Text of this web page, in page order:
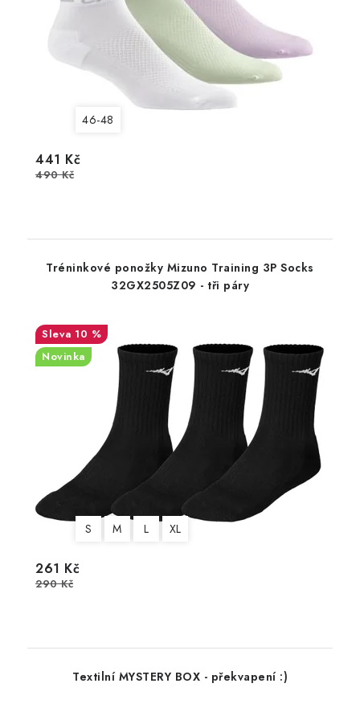
46-48
441 Kč
490 Kč
Tréninkové ponožky Mizuno Training 3P Socks
32GX2505Z09 - tři páry
10 %
Novinka
S M L XL
261 Kč
290 Kč
Textilní MYSTERY BOX - překvapení :)